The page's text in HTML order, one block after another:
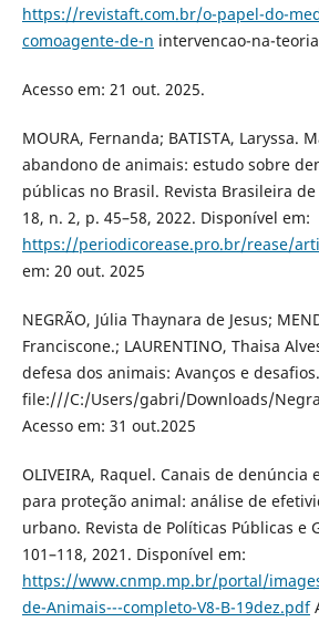
https://revistaft.com.br/o-papel-do-
comoagente-de-n intervencao-na-
Acesso em: 21 out. 2025.
MOURA, Fernanda; BATISTA, Laryssa.
abandono de animais: estudo sobre
públicas no Brasil. Revista Brasileira
18, n. 2, p. 45–58, 2022. Disponível em:
https://periodicorease.pro.br/rease/
em: 20 out. 2025
NEGRÃO, Júlia Thaynara de Jesus;
Franciscone.; LAURENTINO, Thaisa
defesa dos animais: Avanços e
file:///C:/Users/gabri/Downloads/
Acesso em: 31 out.2025
OLIVEIRA, Raquel. Canais de denúncia
para proteção animal: análise de
urbano. Revista de Políticas Públicas e
101–118, 2021. Disponível em:
https://www.cnmp.mp.br/portal/
de-Animais---completo-V8-B-19dez.pdf